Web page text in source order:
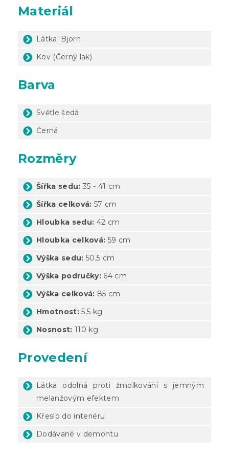
Materiál
Látka: Bjorn
Kov (Černý lak)
Barva
Světle šedá
Černá
Rozměry
Šířka sedu: 35 - 41 cm
Šířka celková: 57 cm
Hloubka sedu: 42 cm
Hloubka celková: 59 cm
Výška sedu: 50,5 cm
Výška područky: 64 cm
Výška celková: 85 cm
Hmotnost: 5,5 kg
Nosnost: 110 kg
Provedení
Látka odolná proti žmolkování s jemným
melanžovým efektem
Křeslo do interiéru
Dodávané v demontu